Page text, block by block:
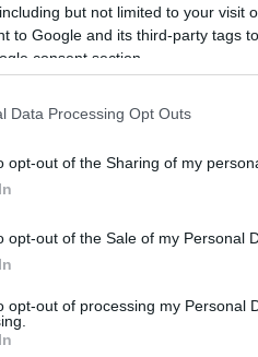
but not limited to your visit
to Google and its third-party tags
consent section.
Data Processing Opt Outs
opt-out of the Sharing of my
opt-out of the Sale of my Personal
opt-out of processing my Personal